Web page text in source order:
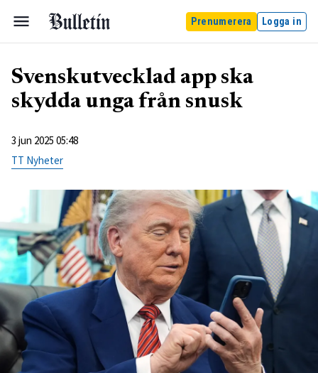
Prenumerera Logga in
Svenskutvecklad app ska
skydda unga från snusk
3 jun 2025 05:48
TT Nyheter